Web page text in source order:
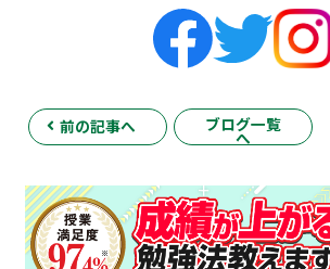
前の記事へ ブログ一覧
へ